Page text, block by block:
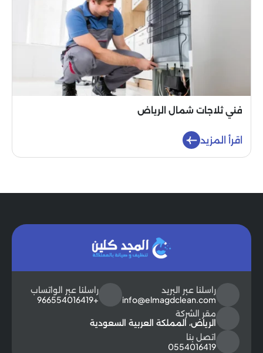
فني ثلاجات شمال الرياض
اقرأ المزيد
راسلنا عبر البريد
info@elmagdclean.com
راسلنا عبر الواتساب
+966554016419
مقر الشركة
الرياض، المملكة العربية السعودية
اتصل بنا
0554016419